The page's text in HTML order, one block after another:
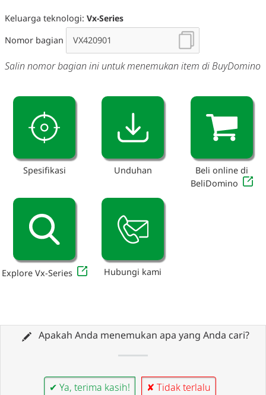
Keluarga teknologi: Vx-Series
Nomor bagian
Salin nomor bagian ini untuk menemukan item di BuyDomino
Spesifikasi Unduhan
Beli online di
BeliDomino
Explore Vx-Series Hubungi kami
Apakah Anda menemukan apa yang Anda cari?
✔ Ya, terima kasih! ✘ Tidak terlalu